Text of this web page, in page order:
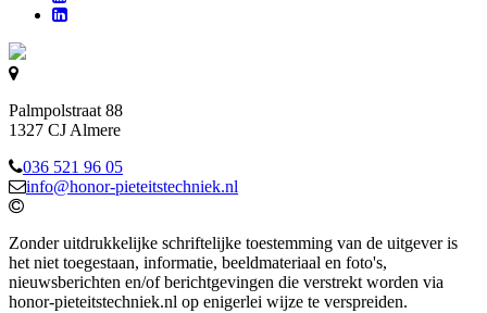
Palmpolstraat 88
1327 CJ Almere
036 521 96 05
info@honor-pieteitstechniek.nl
Zonder uitdrukkelijke schriftelijke toestemming van de uitgever is
het niet toegestaan, informatie, beeldmateriaal en foto's,
nieuwsberichten en/of berichtgevingen die verstrekt worden via
honor-pieteitstechniek.nl op enigerlei wijze te verspreiden.